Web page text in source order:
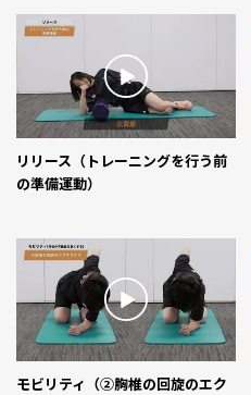
リリース（トレーニングを行う前
の準備運動）
モビリティ（②胸椎の回旋のエク